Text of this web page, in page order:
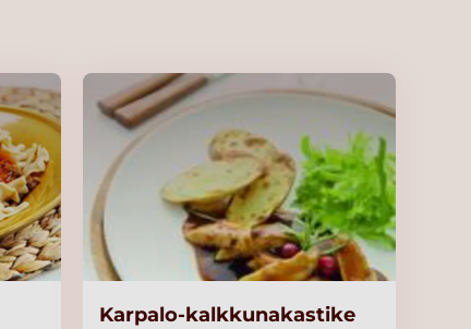
Karpalo-kalkkunakastike